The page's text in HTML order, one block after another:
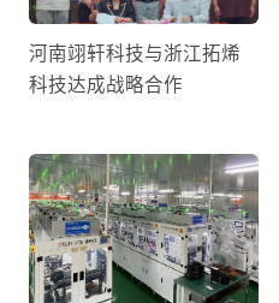
河南翊轩科技与浙江拓烯
科技达成战略合作